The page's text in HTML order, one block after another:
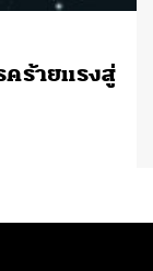
คร้ายแรงสู่